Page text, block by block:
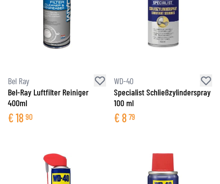
Bel Ray
Bel-Ray Luftfilter Reiniger
400ml
€18 90
WD-40
Specialist Schließzylinderspray
100 ml
€ 8 79